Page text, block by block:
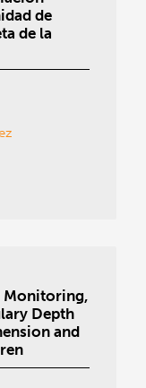
de
de la
Monitoring,
Depth
and